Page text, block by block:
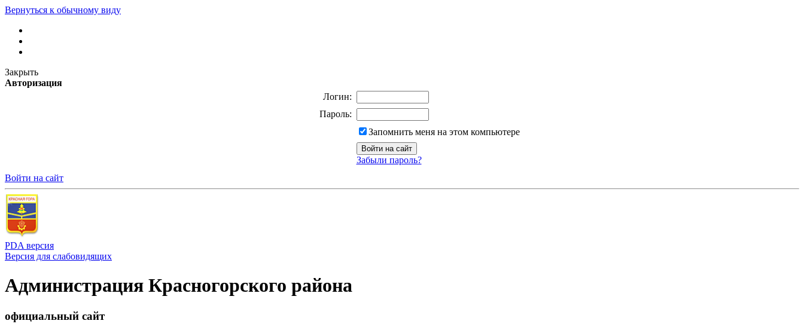
Вернуться к обычному виду
Закрыть
Авторизация
Логин:
Пароль:
Запомнить меня на этом компьютере
Забыли пароль?
Войти на сайт
PDA версия
Версия для слабовидящих
Администрация Красногорского района
официальный сайт